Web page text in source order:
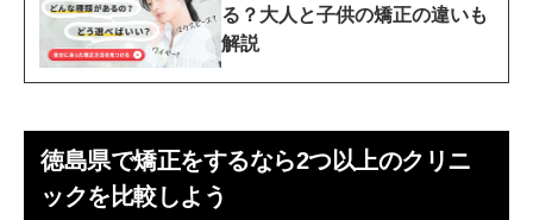
る？大人と子供の矯正の違いも
解説
徳島県で矯正をするなら2つ以上のクリニ
ックを比較しよう